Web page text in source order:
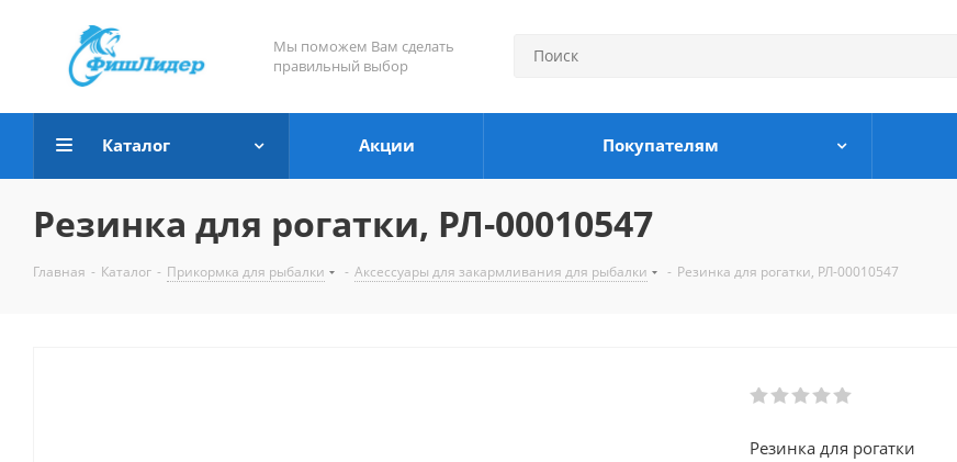
Мы поможем Вам сделать
правильный выбор
Каталог Акции Покупателям
Резинка для рогатки, РЛ-00010547
Главная - Каталог - Прикормка для рыбалки - Аксессуары для закармливания для рыбалки - Резинка для рогатки, РЛ-00010547
Резинка для рогатки